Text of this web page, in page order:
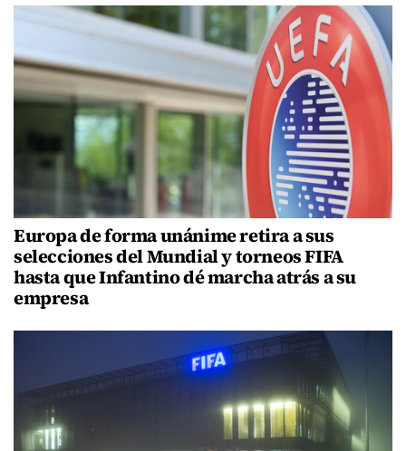
Europa de forma unánime retira a sus
selecciones del Mundial y torneos FIFA
hasta que Infantino dé marcha atrás a su
empresa